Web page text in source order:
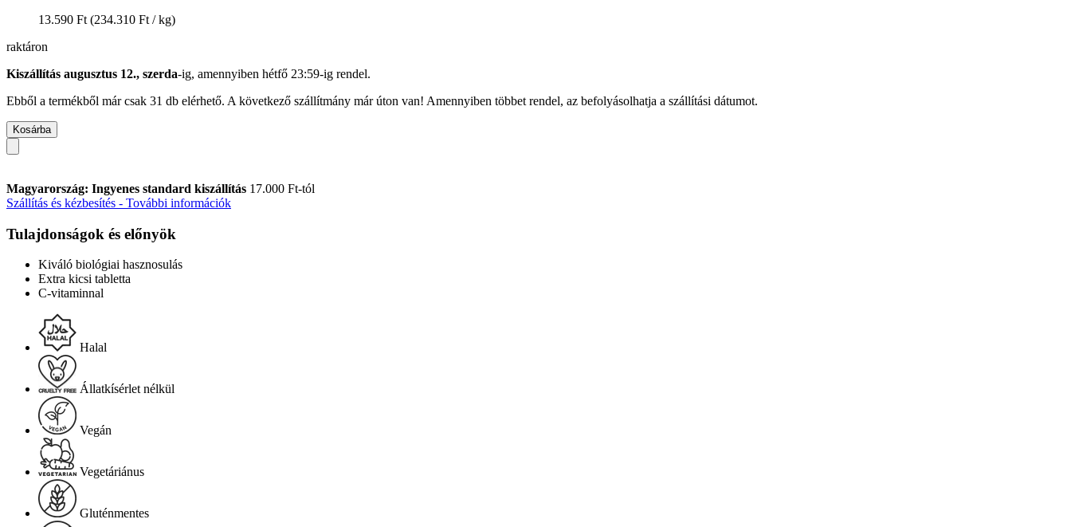
13.590 Ft (234.310 Ft / kg)
raktáron
Kiszállítás augusztus 12., szerda-ig, amennyiben hétfő 23:59-ig rendel.
Ebből a termékből már csak 31 db elérhető. A következő szállítmány már úton van! Amennyiben többet rendel, az befolyásolhatja a szállítási dátumot.
Kosárba
Magyarország: Ingyenes standard kiszállítás 17.000 Ft-tól
Szállítás és kézbesítés - További információk
Tulajdonságok és előnyök
Kiváló biológiai hasznosulás
Extra kicsi tabletta
C-vitaminnal
Halal
Állatkísérlet nélkül
Vegán
Vegetáriánus
Gluténmentes